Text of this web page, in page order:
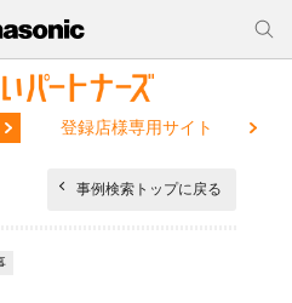
登録店様専用サイト
事例検索トップに戻る